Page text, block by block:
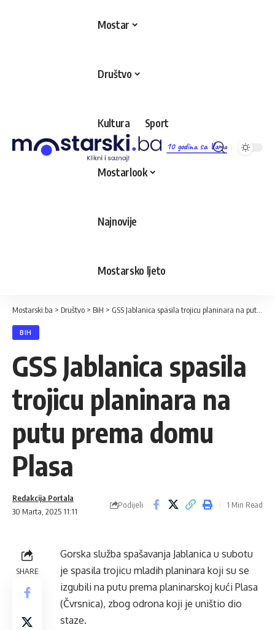
10 godina sa Vama
Mostar
Društvo
Kultura Sport
Mostarlook
Najnovije
Mostarsko ljeto
Mostarski.ba > Društvo > BiH > GSS Jablanica spasila trojicu planinara na putu prema domu Plasa
BIH
GSS Jablanica spasila
trojicu planinara na
putu prema domu
Plasa
30 Marta, 2025 11:11
Redakcija Portala
Podijeli 1 Min Read
SHARE
Gorska služba spašavanja Jablanica u subotu
je spasila trojicu mladih planinara koji su se
izgubili na putu prema planinarskoj kući Plasa
(Čvrsnica), zbog odrona koji je uništio dio
staze.